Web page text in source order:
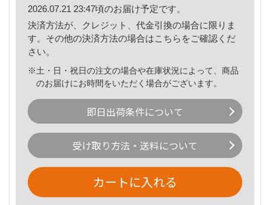
2026.07.21 23:47頃のお届け予定です。
決済方法が、クレジット、代金引換の場合に限りま
す。その他の決済方法の場合はこちら をご確認くだ
さい。
※土・日・祝日の注文の場合や在庫状況によって、商品
のお届けにお時間をいただく場合がございます。
即日出荷条件について
受け取り方法・送料について
カートに入れる